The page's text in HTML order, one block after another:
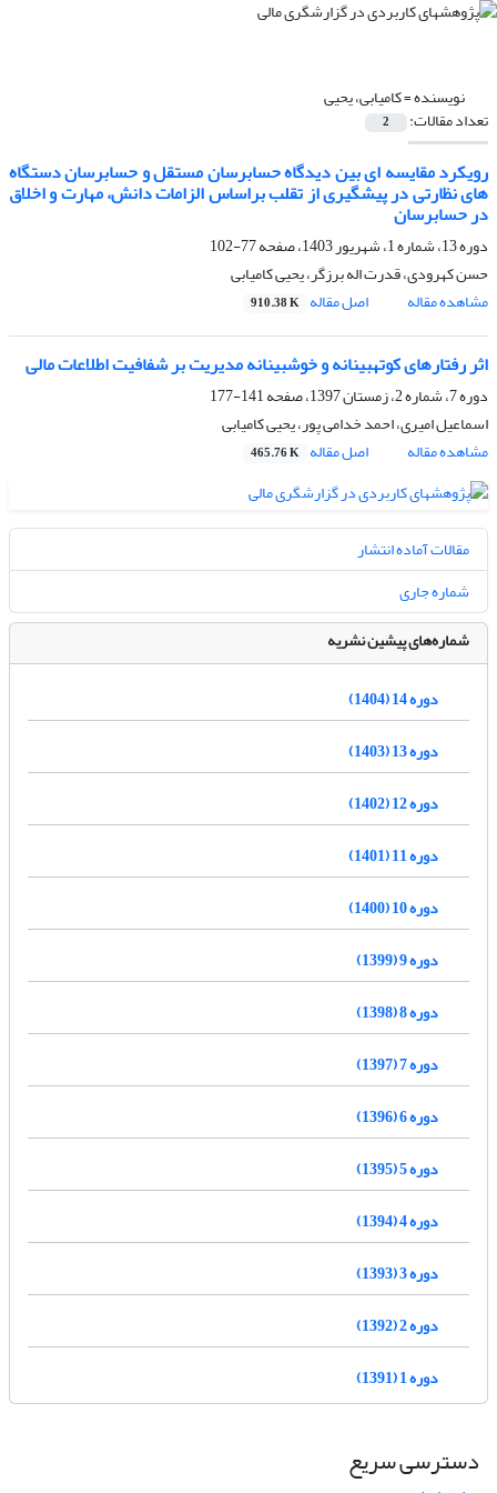
نویسنده =کامیابی، یحیی
تعداد مقالات: 2
رویکرد مقایسه ای بین دیدگاه حسابرسان مستقل و حسابرسان دستگاه
های نظارتی در پیشگیری از تقلب براساس الزامات دانش، مهارت و اخلاق
در حسابرسان
دوره 13، شماره 1، شهریور 1403، صفحه
77-102
حسن کهرودی، قدرت اله برزگر، یحیی کامیابی
مشاهده مقاله
اصل مقاله 910.38 K
اثر رفتارهای کوته‎بینانه و خوش‎بینانه مدیریت بر شفافیت اطلاعات مالی
دوره 7، شماره 2، زمستان 1397، صفحه
141-177
اسماعیل امیری، احمد خدامی پور، یحیی کامیابی
مشاهده مقاله
اصل مقاله 465.76 K
مقالات آماده انتشار
شماره جاری
شماره‌های پیشین نشریه
دوره 14 (1404)
دوره 13 (1403)
دوره 12 (1402)
دوره 11 (1401)
دوره 10 (1400)
دوره 9 (1399)
دوره 8 (1398)
دوره 7 (1397)
دوره 6 (1396)
دوره 5 (1395)
دوره 4 (1394)
دوره 3 (1393)
دوره 2 (1392)
دوره 1 (1391)
دسترسی سریع